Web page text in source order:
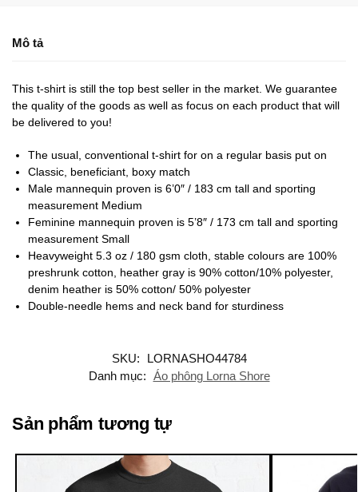
Mô tả
This t-shirt is still the top best seller in the market. We guarantee
the quality of the goods as well as focus on each product that will
be delivered to you!
The usual, conventional t-shirt for on a regular basis put on
Classic, beneficiant, boxy match
Male mannequin proven is 6’0″ / 183 cm tall and sporting
measurement Medium
Feminine mannequin proven is 5’8″ / 173 cm tall and sporting
measurement Small
Heavyweight 5.3 oz / 180 gsm cloth, stable colours are 100%
preshrunk cotton, heather gray is 90% cotton/10% polyester,
denim heather is 50% cotton/ 50% polyester
Double-needle hems and neck band for sturdiness
SKU:
LORNASHO44784
Danh mục: Áo phông Lorna Shore
Sản phẩm tương tự